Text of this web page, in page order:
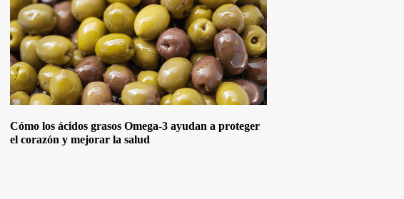
Cómo los ácidos grasos Omega-3 ayudan a proteger
el corazón y mejorar la salud